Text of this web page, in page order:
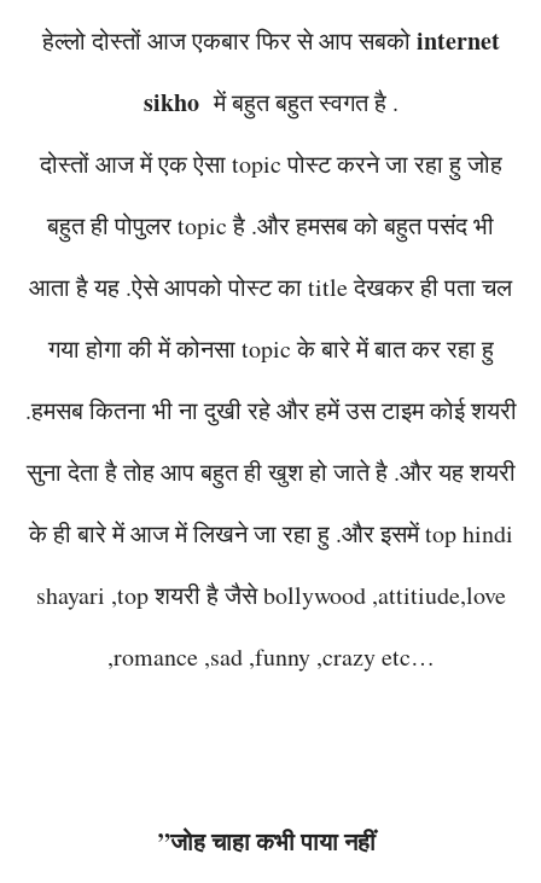
हेल्लो दोस्तों आज एकबार फिर से आप सबकोinternet
sikhoमें बहुत बहुत स्वगत है .
दोस्तों आज में एक ऐसा topic पोस्ट करने जा रहा हु जोह
बहुत ही पोपुलर topic है .और हमसब को बहुत पसंद भी
आता है यह .ऐसे आपको पोस्ट का title देखकर ही पता चल
गया होगा की में कोनसा topic के बारे में बात कर रहा हु
.हमसब कितना भी ना दुखी रहे और हमें उस टाइम कोई शयरी
सुना देता है तोह आप बहुत ही खुश हो जाते है .और यह शयरी
के ही बारे में आज में लिखने जा रहा हु .और इसमें top hindi
shayari ,top शयरी है जैसे bollywood ,attitiude,love
,romance ,sad ,funny ,crazy etc…
”जोह चाहा कभी पाया नहीं